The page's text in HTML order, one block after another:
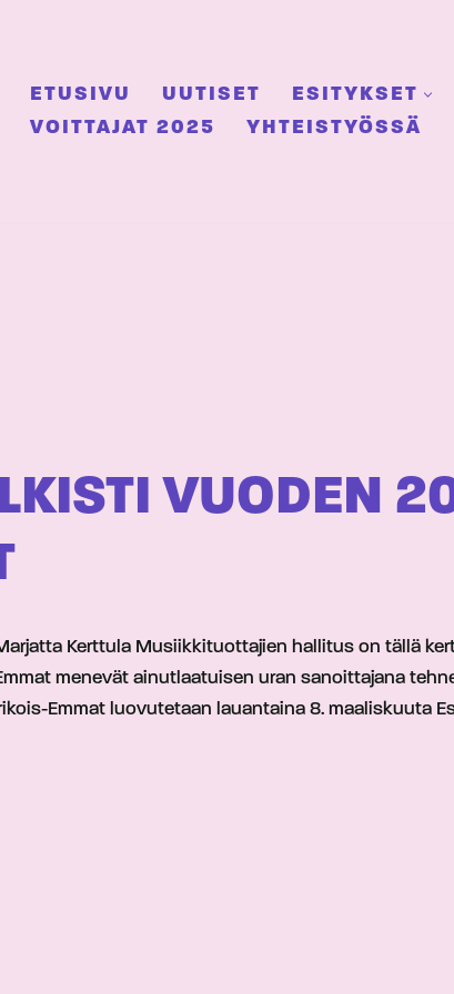
ETUSIVU UUTISET ESITYKSET
VOITTAJAT 2025
YHTEISTYÖSSÄ
VUODEN
Kerttula Musiikkituottajien hallitus on tällä
menevät ainutlaatuisen uran sanoittajana
Emmat luovutetaan lauantaina 8. maaliskuuta